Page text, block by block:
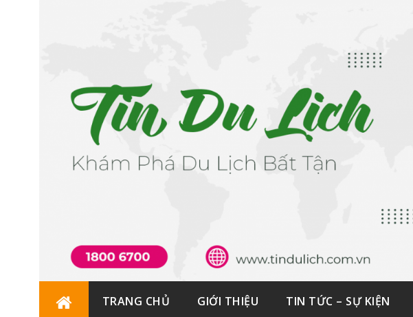
TRANG CHỦ GIỚI THIỆU TIN TỨC – SỰ KIỆN